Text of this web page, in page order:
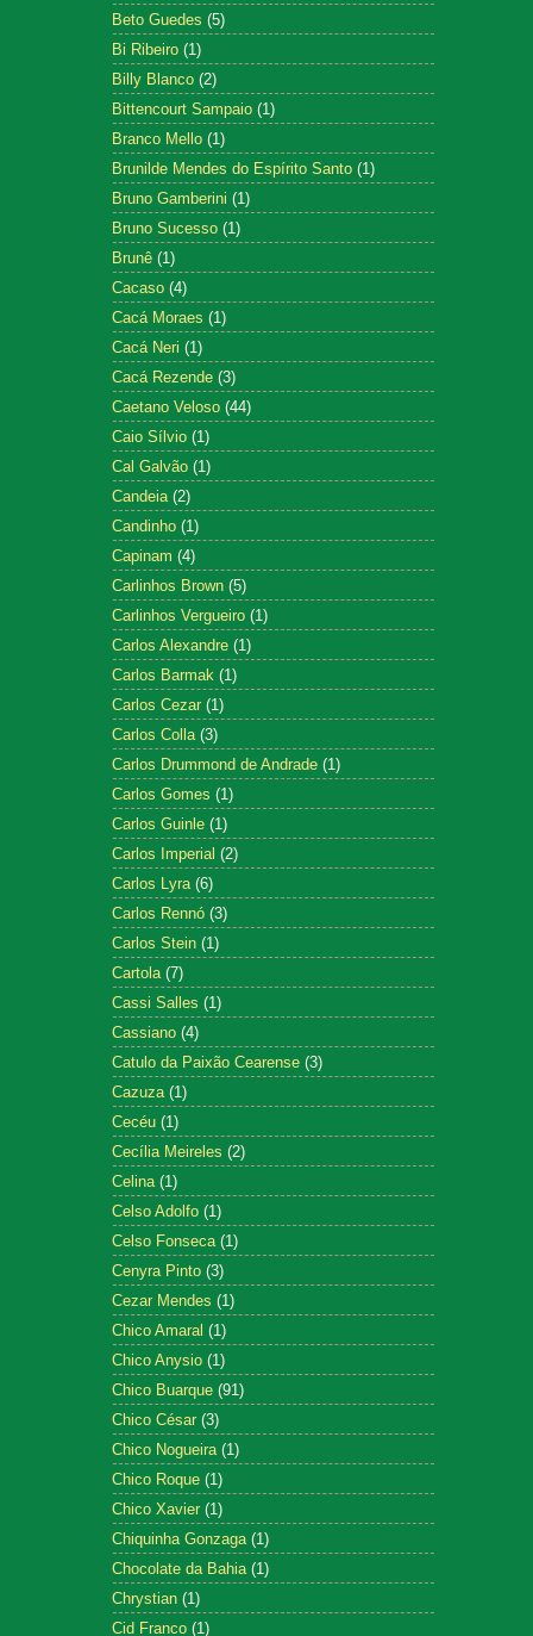
Beto Guedes (5)
Bi Ribeiro (1)
Billy Blanco (2)
Bittencourt Sampaio (1)
Branco Mello (1)
Brunilde Mendes do Espírito Santo (1)
Bruno Gamberini (1)
Bruno Sucesso (1)
Brunê (1)
Cacaso (4)
Cacá Moraes (1)
Cacá Neri (1)
Cacá Rezende (3)
Caetano Veloso (44)
Caio Sílvio (1)
Cal Galvão (1)
Candeia (2)
Candinho (1)
Capinam (4)
Carlinhos Brown (5)
Carlinhos Vergueiro (1)
Carlos Alexandre (1)
Carlos Barmak (1)
Carlos Cezar (1)
Carlos Colla (3)
Carlos Drummond de Andrade (1)
Carlos Gomes (1)
Carlos Guinle (1)
Carlos Imperial (2)
Carlos Lyra (6)
Carlos Rennó (3)
Carlos Stein (1)
Cartola (7)
Cassi Salles (1)
Cassiano (4)
Catulo da Paixão Cearense (3)
Cazuza (1)
Cecéu (1)
Cecília Meireles (2)
Celina (1)
Celso Adolfo (1)
Celso Fonseca (1)
Cenyra Pinto (3)
Cezar Mendes (1)
Chico Amaral (1)
Chico Anysio (1)
Chico Buarque (91)
Chico César (3)
Chico Nogueira (1)
Chico Roque (1)
Chico Xavier (1)
Chiquinha Gonzaga (1)
Chocolate da Bahia (1)
Chrystian (1)
Cid Franco (1)